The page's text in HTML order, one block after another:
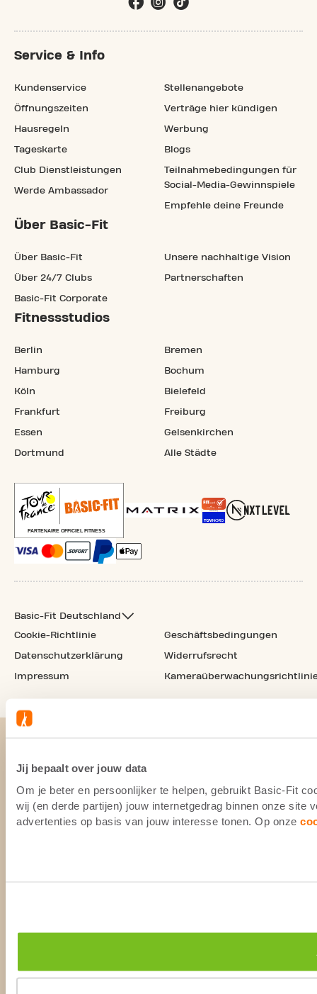
Jij bepaalt over jouw data
Om je beter en persoonlijker te helpen, gebruikt Basic-Fit
wij (en derde partijen) jouw internetgedrag binnen onze site
advertenties op basis van jouw interesse tonen. Op onze
Service & Info
Kundenservice
Öffnungszeiten
Hausregeln
Tageskarte
Club Dienstleistungen
Werde Ambassador
Stellenangebote
Verträge hier kündigen
Werbung
Blogs
Teilnahmebedingungen für
Social-Media-Gewinnspiele
Empfehle deine Freunde
Über Basic-Fit
Über Basic-Fit
Über 24/7 Clubs
Basic-Fit Corporate
Unsere nachhaltige Vision
Partnerschaften
Fitnessstudios
Berlin
Hamburg
Köln
Frankfurt
Essen
Dortmund
Bremen
Bochum
Bielefeld
Freiburg
Gelsenkirchen
Alle Städte
Basic-Fit Deutschland
Cookie-Richtlinie
Datenschutzerklärung
Impressum
Geschäftsbedingungen
Widerrufsrecht